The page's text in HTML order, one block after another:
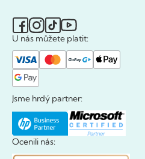
U nás můžete platit:
Jsme hrdý partner:
Ocenili nás: